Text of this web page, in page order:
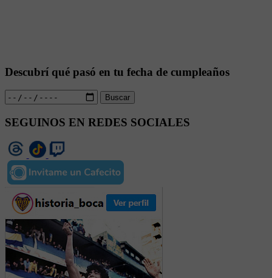
Descubrí qué pasó en tu fecha de cumpleaños
Buscar
SEGUINOS EN REDES SOCIALES